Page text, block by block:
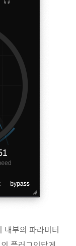
내부의 파라미터